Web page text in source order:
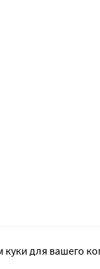
куки для вашего